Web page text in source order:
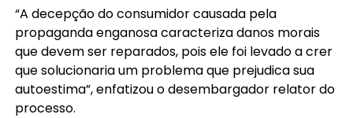
“A decepção do consumidor causada pela
propaganda enganosa caracteriza danos morais
que devem ser reparados, pois ele foi levado a crer
que solucionaria um problema que prejudica sua
autoestima”, enfatizou o desembargador relator do
processo.